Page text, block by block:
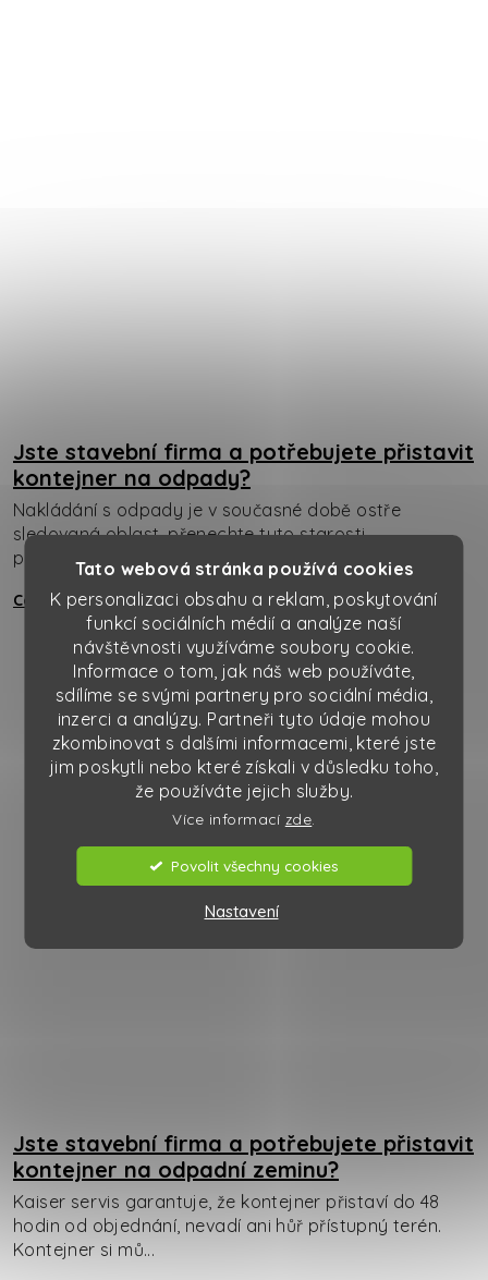
Tato webová stránka používá cookies
K personalizaci obsahu a reklam, poskytování
funkcí sociálních médií a analýze naší
návštěvnosti využíváme soubory cookie.
Informace o tom, jak náš web používáte,
sdílíme se svými partnery pro sociální média,
inzerci a analýzy. Partneři tyto údaje mohou
zkombinovat s dalšími informacemi, které jste
jim poskytli nebo které získali v důsledku toho,
že používáte jejich služby.
Více informací zde
Povolit všechny cookies
Nastavení
Jste stavební firma a potřebujete přistavit
kontejner na odpady?
Nakládání s odpady je v současné době ostře
sledovaná oblast, přenechte tyto starosti
profesionálům v oboru. Kaiser serv...
Celý článek
Jste stavební firma a potřebujete přistavit
kontejner na odpadní zeminu?
Kaiser servis garantuje, že kontejner přistaví do 48
hodin od objednání, nevadí ani hůř přístupný terén.
Kontejner si mů...